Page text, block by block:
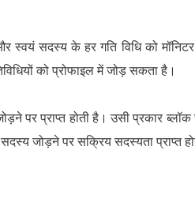
स्वयं सदस्य के हर गति विधि को
को प्रोफाइल में जोड़ सकता है।
पर प्राप्त होती है। उसी प्रकार ब्लॉक
जोड़ने पर सक्रिय सदस्यता प्राप्त